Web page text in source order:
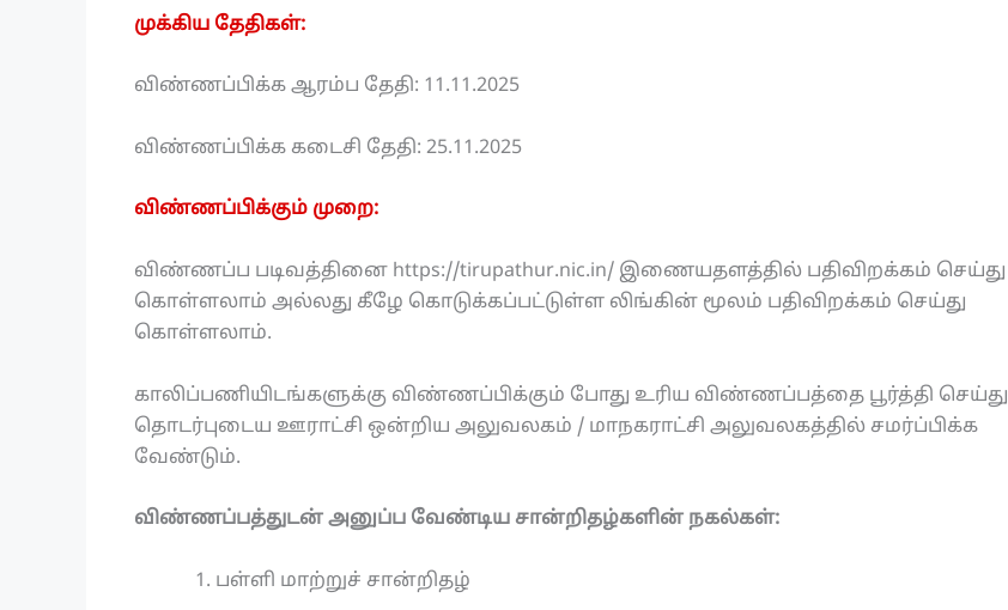
முக்கிய தேதிகள்:
விண்ணப்பிக்க ஆரம்ப தேதி: 11.11.2025
விண்ணப்பிக்க கடைசி தேதி: 25.11.2025
விண்ணப்பிக்கும் முறை:
விண்ணப்ப படிவத்தினை https://tirupathur.nic.in/ இணையதளத்தில் பதிவிறக்கம் செய்து
கொள்ளலாம் அல்லது கீழே கொடுக்கப்பட்டுள்ள லிங்கின் மூலம் பதிவிறக்கம் செய்து
கொள்ளலாம்.
காலிப்பணியிடங்களுக்கு விண்ணப்பிக்கும் போது உரிய விண்ணப்பத்தை பூர்த்தி செய்து
தொடர்புடைய ஊராட்சி ஒன்றிய அலுவலகம் / மாநகராட்சி அலுவலகத்தில் சமர்ப்பிக்க
வேண்டும்.
விண்ணப்பத்துடன் அனுப்ப வேண்டிய சான்றிதழ்களின் நகல்கள்:
பள்ளி மாற்றுச் சான்றிதழ்